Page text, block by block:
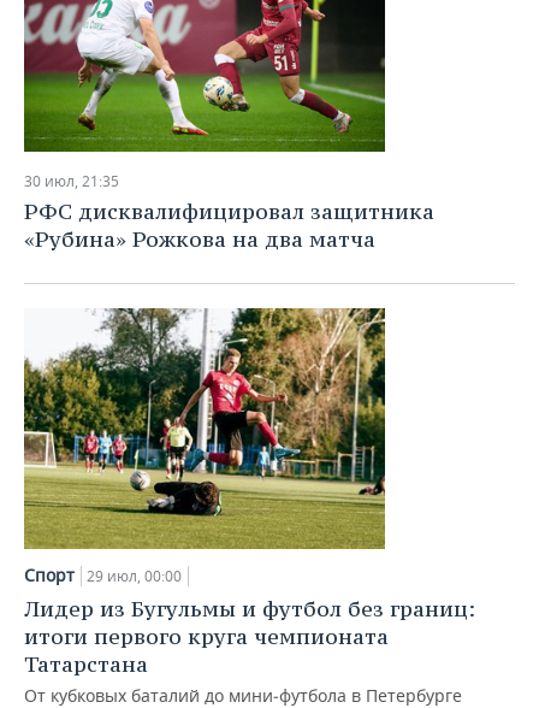
30 июл, 21:35
РФС дисквалифицировал защитника
«Рубина» Рожкова на два матча
Спорт 29 июл, 00:00
Лидер из Бугульмы и футбол без границ:
итоги первого круга чемпионата
Татарстана
От кубковых баталий до мини‑футбола в Петербурге